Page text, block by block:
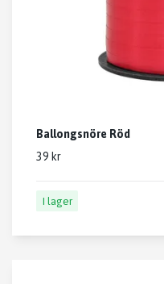
Ballongsnöre Röd
39 kr
I lager